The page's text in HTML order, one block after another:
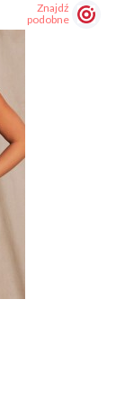
Znajdź
podobne